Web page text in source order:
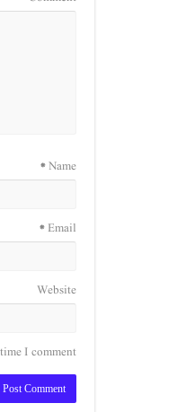
Name
*
Email
*
Website
I comment.